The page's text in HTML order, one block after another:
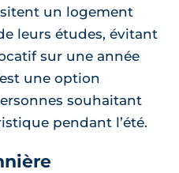
un logement
leurs études, évitant
sur une année
une option
souhaitant
pendant l’été.